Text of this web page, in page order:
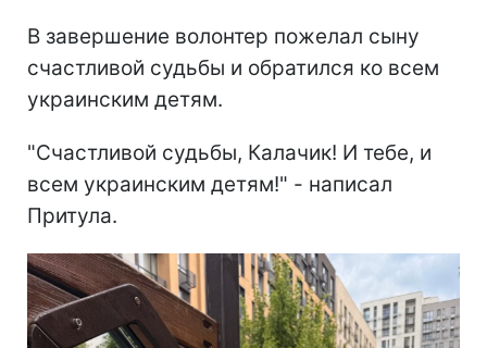
В завершение волонтер пожелал сыну
счастливой судьбы и обратился ко всем
украинским детям.
"Счастливой судьбы, Калачик! И тебе, и
всем украинским детям!" - написал
Притула.